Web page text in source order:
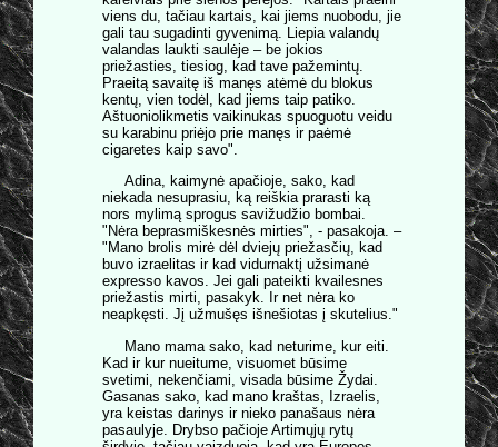
viens du, tačiau kartais, kai jiems nuobodu, jie
gali tau sugadinti gyvenimą. Liepia valandų
valandas laukti saulėje – be jokios
priežasties, tiesiog, kad tave pažemintų.
Praeitą savaitę iš manęs atėmė du blokus
kentų, vien todėl, kad jiems taip patiko.
Aštuoniolikmetis vaikinukas spuoguotu veidu
su karabinu priėjo prie manęs ir paėmė
cigaretes kaip savo".
Adina, kaimynė apačioje, sako, kad
niekada nesuprasiu, ką reiškia prarasti ką
nors mylimą sprogus savižudžio bombai.
"Nėra beprasmiškesnės mirties", - pasakoja. –
"Mano brolis mirė dėl dviejų priežasčių, kad
buvo izraelitas ir kad vidurnaktį užsimanė
expresso kavos. Jei gali pateikti kvailesnes
priežastis mirti, pasakyk. Ir net nėra ko
neapkęsti. Jį užmušęs išnešiotas į skutelius."
Mano mama sako, kad neturime, kur eiti.
Kad ir kur nueitume, visuomet būsime
svetimi, nekenčiami, visada būsime Žydai.
Gasanas sako, kad mano kraštas, Izraelis,
yra keistas darinys ir nieko panašaus nėra
pasaulyje. Drybso pačioje Artimųjų rytų